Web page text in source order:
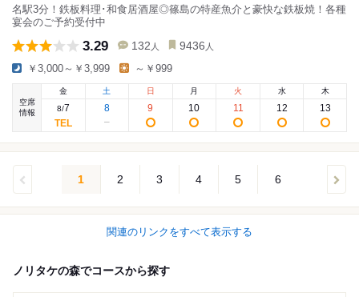
名駅3分！鉄板料理･和食居酒屋◎篠島の特産魚介と豪快な鉄板焼！各種
宴会のご予約受付中
3.29 132 人 9436 人
￥3,000～￥3,999 ～￥999
空席
情報
金
8/7
土
8
日
9
月
10
火
11
水
12
木
13
1 2 3 4 5 6
関連のリンクをすべて表示する
ノリタケの森でコースから探す